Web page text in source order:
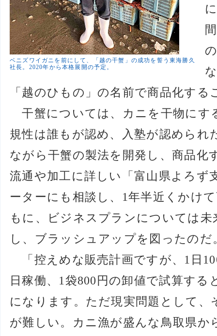
ベニズワイガニを前にして、「越の干蟹」の成功を誓う東海勝久
社長。2020年から本格展開の予定。
「越のひもの」の名前で商品化する
干蟹については、カニを干物にす
規性は誰もが認め、入塾が認められ
ながら干蟹の製法を開発し、商品化
流通や加工に詳しい「富山県よろず
ーターにも相談し、1年半近くかけ
もに、ビジネスプランについては未
し、ブラッシュアップを図ったのだ
「控えめな販売計画ですが、1日
日稼働、1袋800円の卸値で試算する
になります。ただ現実問題として、
が難しい。カニ漁が盛んな鳥取県か